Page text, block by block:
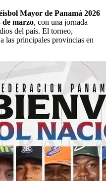
Mayor de Panamá 2026
de marzo, con una jornada
del país. El torneo,
las principales provincias en